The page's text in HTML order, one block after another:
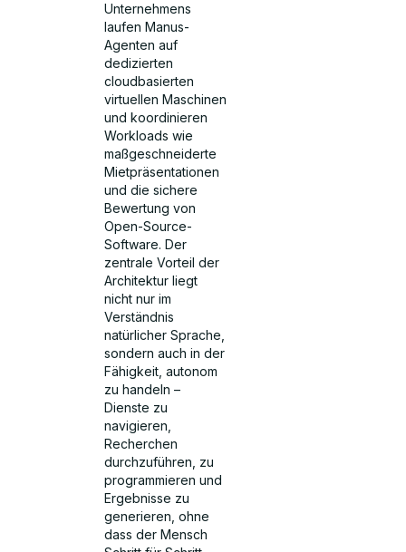
Unternehmens
laufen Manus-
Agenten auf
dedizierten
cloudbasierten
virtuellen Maschinen
und koordinieren
Workloads wie
maßgeschneiderte
Mietpräsentationen
und die sichere
Bewertung von
Open-Source-
Software. Der
zentrale Vorteil der
Architektur liegt
nicht nur im
Verständnis
natürlicher Sprache,
sondern auch in der
Fähigkeit, autonom
zu handeln –
Dienste zu
navigieren,
Recherchen
durchzuführen, zu
programmieren und
Ergebnisse zu
generieren, ohne
dass der Mensch